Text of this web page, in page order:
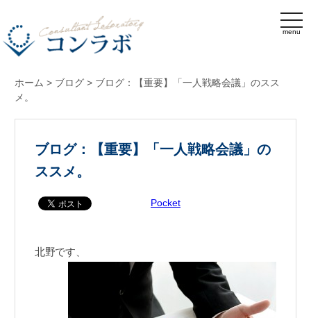
menu
ホーム > ブログ > ブログ：【重要】「一人戦略会議」のスス
メ。
ブログ：【重要】「一人戦略会議」の
ススメ。
Pocket
北野です、